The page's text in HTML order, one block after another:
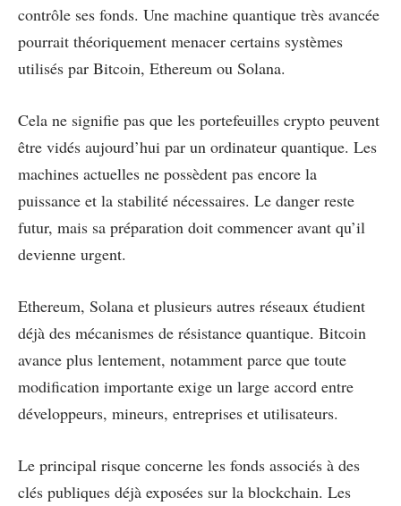
contrôle ses fonds. Une machine quantique très avancée
pourrait théoriquement menacer certains systèmes
utilisés par Bitcoin, Ethereum ou Solana.
Cela ne signifie pas que les portefeuilles crypto peuvent
être vidés aujourd’hui par un ordinateur quantique. Les
machines actuelles ne possèdent pas encore la
puissance et la stabilité nécessaires. Le danger reste
futur, mais sa préparation doit commencer avant qu’il
devienne urgent.
Ethereum, Solana et plusieurs autres réseaux étudient
déjà des mécanismes de résistance quantique. Bitcoin
avance plus lentement, notamment parce que toute
modification importante exige un large accord entre
développeurs, mineurs, entreprises et utilisateurs.
Le principal risque concerne les fonds associés à des
clés publiques déjà exposées sur la blockchain. Les